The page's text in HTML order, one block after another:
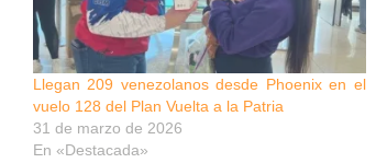
Llegan 209 venezolanos desde Phoenix en el
vuelo 128 del Plan Vuelta a la Patria
31 de marzo de 2026
En «Destacada»